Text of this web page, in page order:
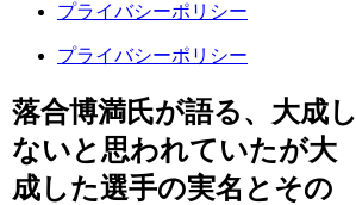
プライバシーポリシー
プライバシーポリシー
落合博満氏が語る、大成し
ないと思われていたが大
成した選手の実名とその